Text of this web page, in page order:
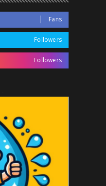
Fans
Followers
Followers
-